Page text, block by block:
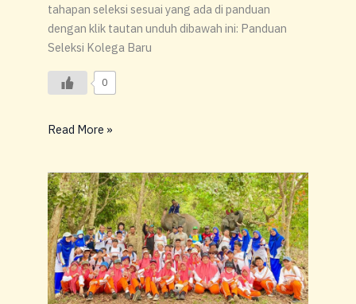
tahapan seleksi sesuai yang ada di panduan
dengan klik tautan unduh dibawah ini: Panduan
Seleksi Kolega Baru
0
Read More »
Belajar
dan
Berpetualang
Melalui
Field
Trip
SMP